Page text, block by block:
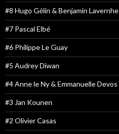
#8 Hugo Gélin & Benjamin Lavernhe
#7 Pascal Elbé
#6 Philippe Le Guay
#5 Audrey Diwan
#4 Anne le Ny & Emmanuelle Devos
#3 Jan Kounen
#2 Olivier Casas